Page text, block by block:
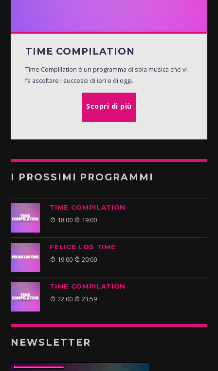
TIME COMPILATION
Time Complilation è un programma di sola musica che vi
fa ascoltare i successi di ieri e di oggi.
Scopri di più
I PROSSIMI PROGRAMMI
TIME COMPILATION
18:00 19:00
FELICE LOS TIME
19:00 20:00
TIME COMPILATION
22:00 23:59
NEWSLETTER